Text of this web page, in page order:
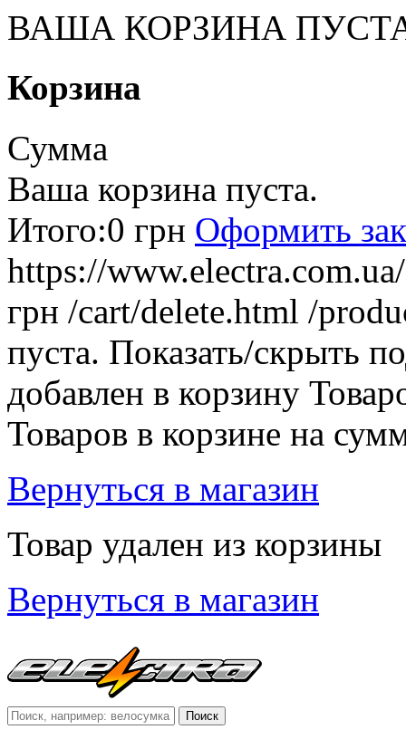
ВАША КОРЗИНА
Корзина
Сумма
Ваша корзина пуста.
Итого:0 грн Оформить
https://
грн /cart/delete.html /
пуста. Показать/скрыть
добавлен в корзину
Товаров в корзине на
Вернуться в магазин
Товар удален из корзины
Вернуться в магазин